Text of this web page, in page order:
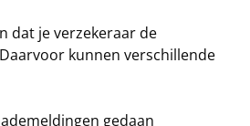
dat je verzekeraar de
kunnen verschillende
gedaan